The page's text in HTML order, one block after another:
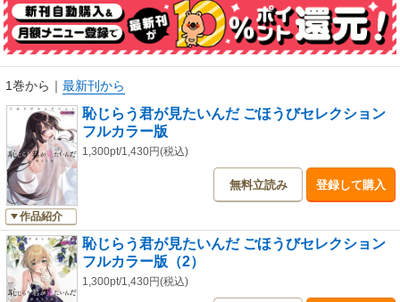
また、同時発売となる第8巻と表紙イラストを並べると特別な特大イラスト
になるギミックも!?
描き下ろしもたっぷりの超豪華フルカラー本、ご賞味あれ♪
1巻から ｜ 最新刊から
作品紹介
恥じらう君が見たいんだ ごほうびセレクション
フルカラー版
1,300pt/1,430円(税込)
無料立読み 登録して購入
恥じらう君が見たいんだ ごほうびセレクション
フルカラー版（2）
1,300pt/1,430円(税込)